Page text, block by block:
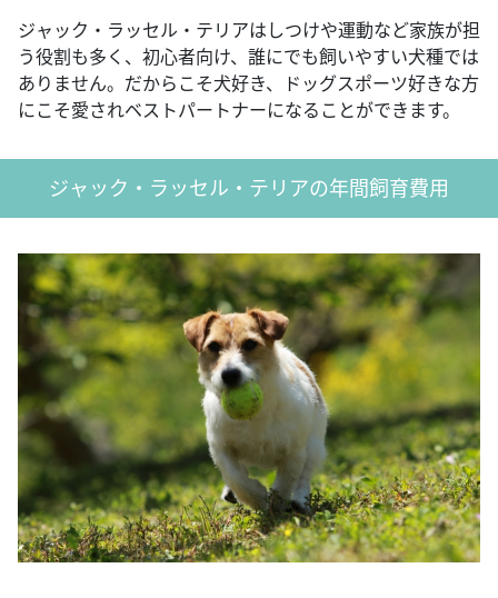
ジャック・ラッセル・テリアはしつけや運動など家族が担
う役割も多く、初心者向け、誰にでも飼いやすい犬種では
ありません。だからこそ犬好き、ドッグスポーツ好きな方
にこそ愛されベストパートナーになることができます。
ジャック・ラッセル・テリアの年間飼育費用